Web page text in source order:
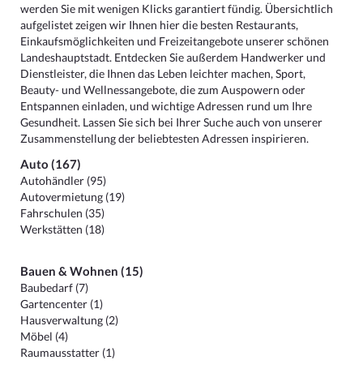
werden Sie mit wenigen Klicks garantiert fündig. Übersichtlich
aufgelistet zeigen wir Ihnen hier die besten Restaurants,
Einkaufsmöglichkeiten und Freizeitangebote unserer schönen
Landeshauptstadt. Entdecken Sie außerdem Handwerker und
Dienstleister, die Ihnen das Leben leichter machen, Sport,
Beauty- und Wellnessangebote, die zum Auspowern oder
Entspannen einladen, und wichtige Adressen rund um Ihre
Gesundheit. Lassen Sie sich bei Ihrer Suche auch von unserer
Zusammenstellung der beliebtesten Adressen inspirieren.
Auto (167)
Autohändler (95)
Autovermietung (19)
Fahrschulen (35)
Werkstätten (18)
Bauen & Wohnen (15)
Baubedarf (7)
Gartencenter (1)
Hausverwaltung (2)
Möbel (4)
Raumausstatter (1)